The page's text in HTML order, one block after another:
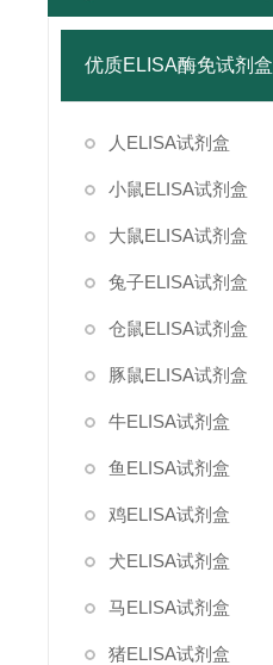
优质ELISA酶免试剂盒
人ELISA试剂盒
小鼠ELISA试剂盒
大鼠ELISA试剂盒
兔子ELISA试剂盒
仓鼠ELISA试剂盒
豚鼠ELISA试剂盒
牛ELISA试剂盒
鱼ELISA试剂盒
鸡ELISA试剂盒
犬ELISA试剂盒
马ELISA试剂盒
猪ELISA试剂盒